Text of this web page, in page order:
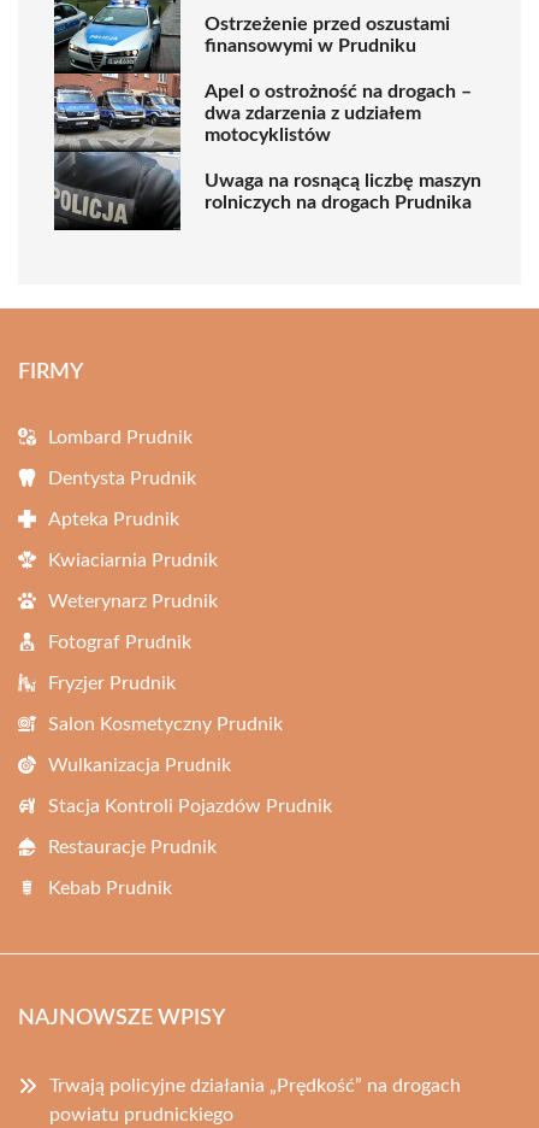
Ostrzeżenie przed oszustami
finansowymi w Prudniku
Apel o ostrożność na drogach –
dwa zdarzenia z udziałem
motocyklistów
Uwaga na rosnącą liczbę maszyn
rolniczych na drogach Prudnika
FIRMY
Lombard Prudnik
Dentysta Prudnik
Apteka Prudnik
Kwiaciarnia Prudnik
Weterynarz Prudnik
Fotograf Prudnik
Fryzjer Prudnik
Salon Kosmetyczny Prudnik
Wulkanizacja Prudnik
Stacja Kontroli Pojazdów Prudnik
Restauracje Prudnik
Kebab Prudnik
NAJNOWSZE WPISY
Trwają policyjne działania „Prędkość” na drogach
powiatu prudnickiego